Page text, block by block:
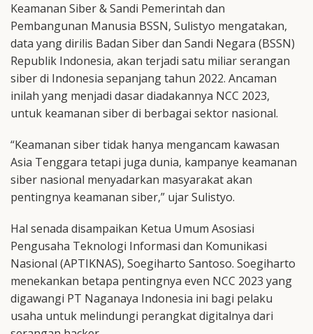
Keamanan Siber & Sandi Pemerintah dan
Pembangunan Manusia BSSN, Sulistyo mengatakan,
data yang dirilis Badan Siber dan Sandi Negara (BSSN)
Republik Indonesia, akan terjadi satu miliar serangan
siber di Indonesia sepanjang tahun 2022. Ancaman
inilah yang menjadi dasar diadakannya NCC 2023,
untuk keamanan siber di berbagai sektor nasional.
“Keamanan siber tidak hanya mengancam kawasan
Asia Tenggara tetapi juga dunia, kampanye keamanan
siber nasional menyadarkan masyarakat akan
pentingnya keamanan siber,” ujar Sulistyo.
Hal senada disampaikan Ketua Umum Asosiasi
Pengusaha Teknologi Informasi dan Komunikasi
Nasional (APTIKNAS), Soegiharto Santoso. Soegiharto
menekankan betapa pentingnya even NCC 2023 yang
digawangi PT Naganaya Indonesia ini bagi pelaku
usaha untuk melindungi perangkat digitalnya dari